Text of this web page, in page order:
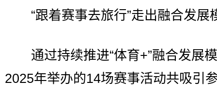
“跟着赛事去旅行”走出融合发展
通过持续推进“体育+”融合发展
2025年举办的14场赛事活动共吸引